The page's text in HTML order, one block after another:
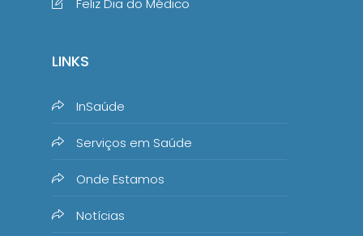
Feliz Dia do Médico
LINKS
InSaúde
Serviços em Saúde
Onde Estamos
Notícias